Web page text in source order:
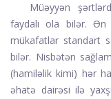
Müəyyən
faydalı ola bilər. Ən
mükafatlar standart
bilər. Nisbətən
(hamiləlik kimi) hər
əhatə dairəsi ilə